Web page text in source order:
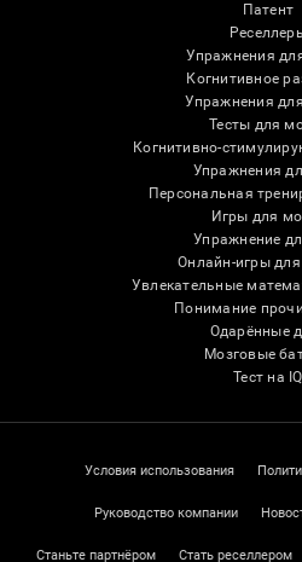
Патент
Упражнения
Когнитивное
Упражнения
Тесты для
Когнитивно-
Упражнения
Персональная
Игры для
Упражнение
Онлайн-игры
Увлекательные
Понимание
Одарённые
Мозговые
Тест на IQ
Условия использования
Руководство компании
Станьте партнёром Стать реселлером